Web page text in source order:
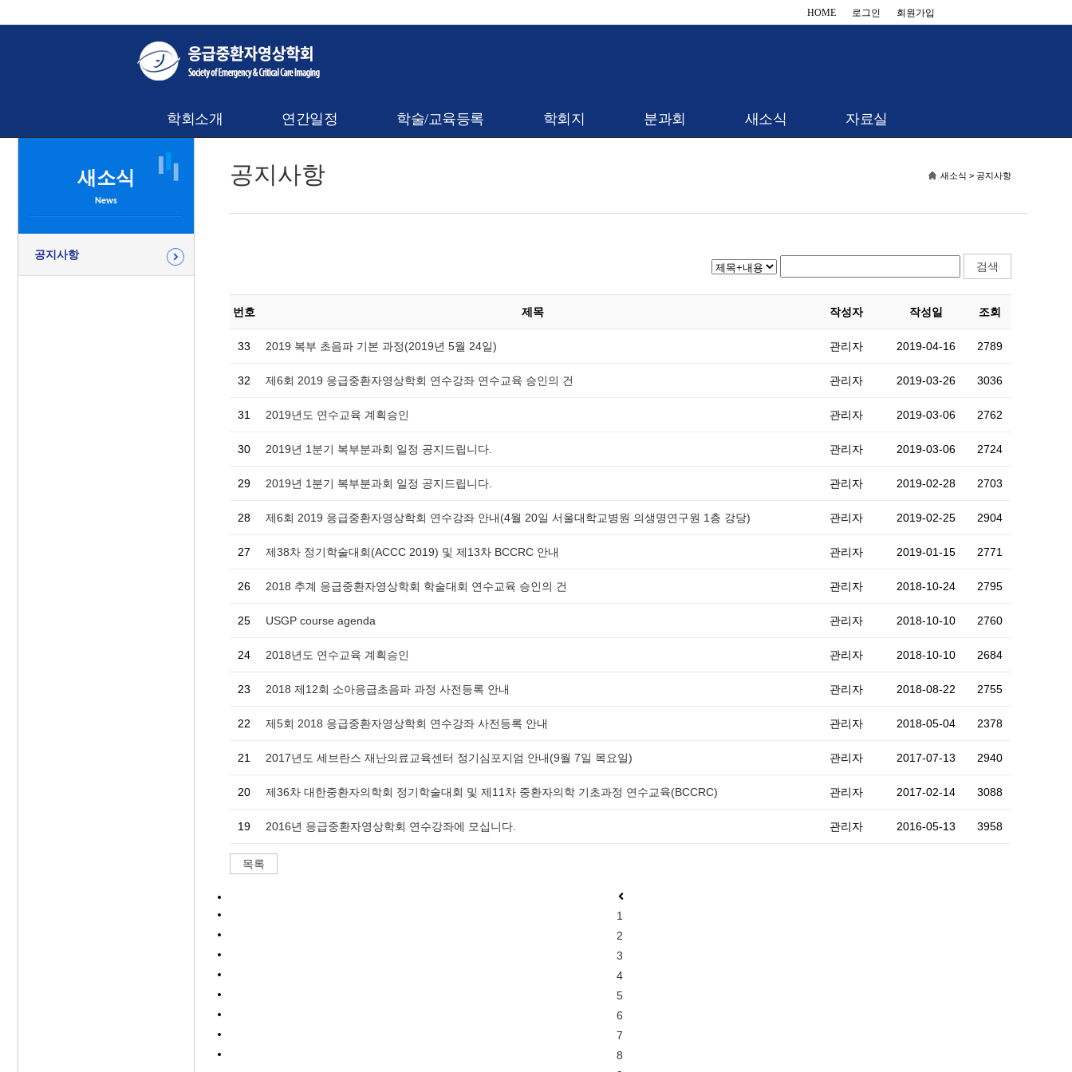
HOME 로그인 회원가입
학회소개 연간일정 학술/교육등록 학회지 분과회 새소식 자료실
새소식
News
공지사항
공지사항 새소식 > 공지사항
번호 제목 작성자 작성일 조회
33 2019 복부 초음파 기본 과정(2019년 5월 24일) 관리자 2019-04-16 2789
32 제6회 2019 응급중환자영상학회 연수강좌 연수교육 승인의 건 관리자 2019-03-26 3036
31 2019년도 연수교육 계획승인 관리자 2019-03-06 2762
30 2019년 1분기 복부분과회 일정 공지드립니다. 관리자 2019-03-06 2724
29 2019년 1분기 복부분과회 일정 공지드립니다. 관리자 2019-02-28 2703
28 제6회 2019 응급중환자영상학회 연수강좌 안내(4월 20일 서울대학교병원 의생명연구원 1층 강당) 관리자 2019-02-25 2904
27 제38차 정기학술대회(ACCC 2019) 및 제13차 BCCRC 안내 관리자 2019-01-15 2771
26 2018 추계 응급중환자영상학회 학술대회 연수교육 승인의 건 관리자 2018-10-24 2795
25 USGP course agenda 관리자 2018-10-10 2760
24 2018년도 연수교육 계획승인 관리자 2018-10-10 2684
23 2018 제12회 소아응급초음파 과정 사전등록 안내 관리자 2018-08-22 2755
22 제5회 2018 응급중환자영상학회 연수강좌 사전등록 안내 관리자 2018-05-04 2378
21 2017년도 세브란스 재난의료교육센터 정기심포지엄 안내(9월 7일 목요일) 관리자 2017-07-13 2940
20 제36차 대한중환자의학회 정기학술대회 및 제11차 중환자의학 기초과정 연수교육(BCCRC) 관리자 2017-02-14 3088
19 2016년 응급중환자영상학회 연수강좌에 모십니다. 관리자 2016-05-13 3958
목록
1
2
3
4
5
6
7
8